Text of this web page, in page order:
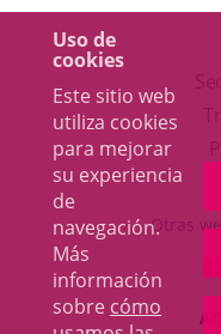
Uso de
cookies
Este sitio web
utiliza cookies
para mejorar
su experiencia
de
navegación.
Más
información
sobre cómo
Otras